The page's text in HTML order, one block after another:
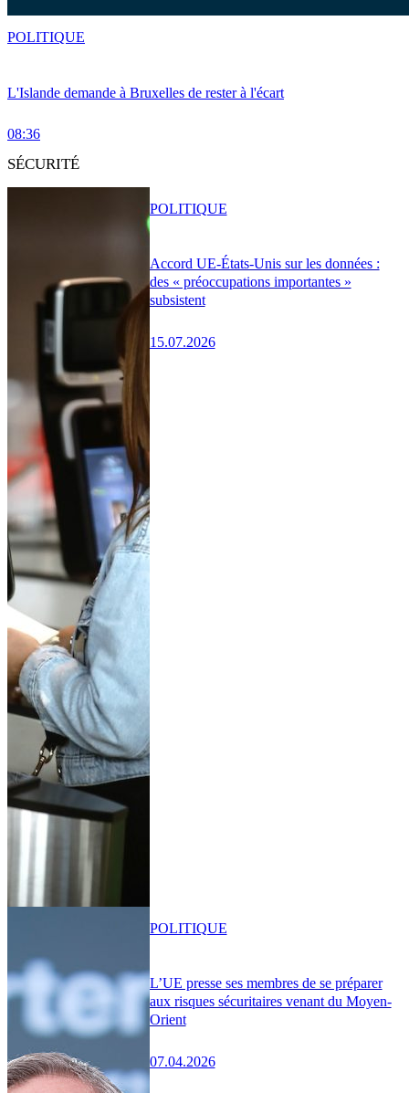
L'Islande demande à Bruxelles de rester à l'écart
08:36
POLITIQUE
SÉCURITÉ
Accord UE-États-Unis sur les données :
des « préoccupations importantes »
subsistent
15.07.2026
POLITIQUE
L’UE presse ses membres de se préparer
aux risques sécuritaires venant du Moyen-
Orient
07.04.2026
POLITIQUE